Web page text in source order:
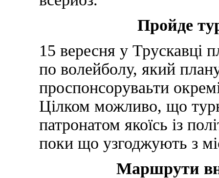
Пройде
15 вересня у Трускавці
по волейболу, який
проспонсоруваьти
Цілком можливо, що
патронатом якоїсь із
поки що узгоджують з
Маршрути